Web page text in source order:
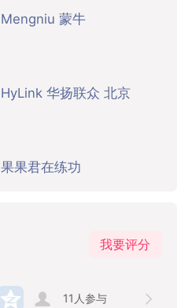
Mengniu 蒙牛
HyLink 华扬联众 北京
果果君在练功
我要评分
11 人参与